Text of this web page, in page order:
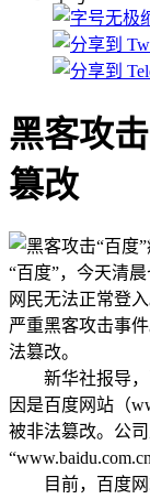
黑客攻
篡改
“百度”，今天清
网民无法正常登
严重黑客攻击事
法篡改。
新华社报导，
因是百度网站（
被非法篡改。公
目前，百度网